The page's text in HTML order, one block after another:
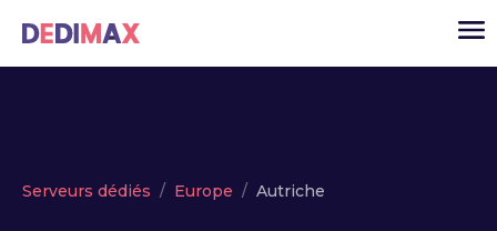
VPS
Serveurs dédiés Europe Autriche